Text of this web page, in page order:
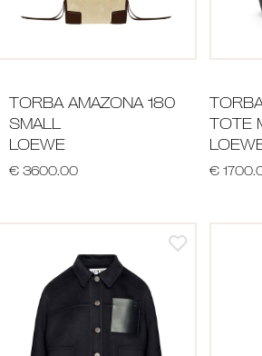
TORBA AMAZONA 180
SMALL
LOEWE
€ 3600.00
TOTE
€